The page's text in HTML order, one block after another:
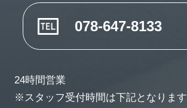
078-647-8133
24時間営業
※スタッフ受付時間は下記となります